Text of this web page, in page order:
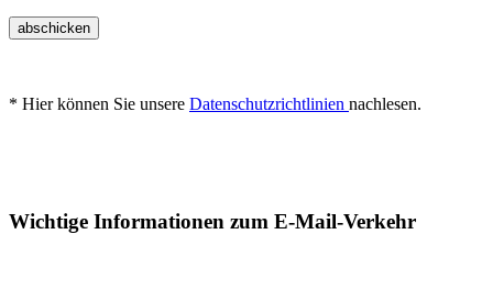
abschicken
* Hier können Sie unsere Datenschutzrichtlinien nachlesen.
Wichtige Informationen zum E-Mail-Verkehr